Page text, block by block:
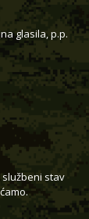
glasila, p.p.
stav